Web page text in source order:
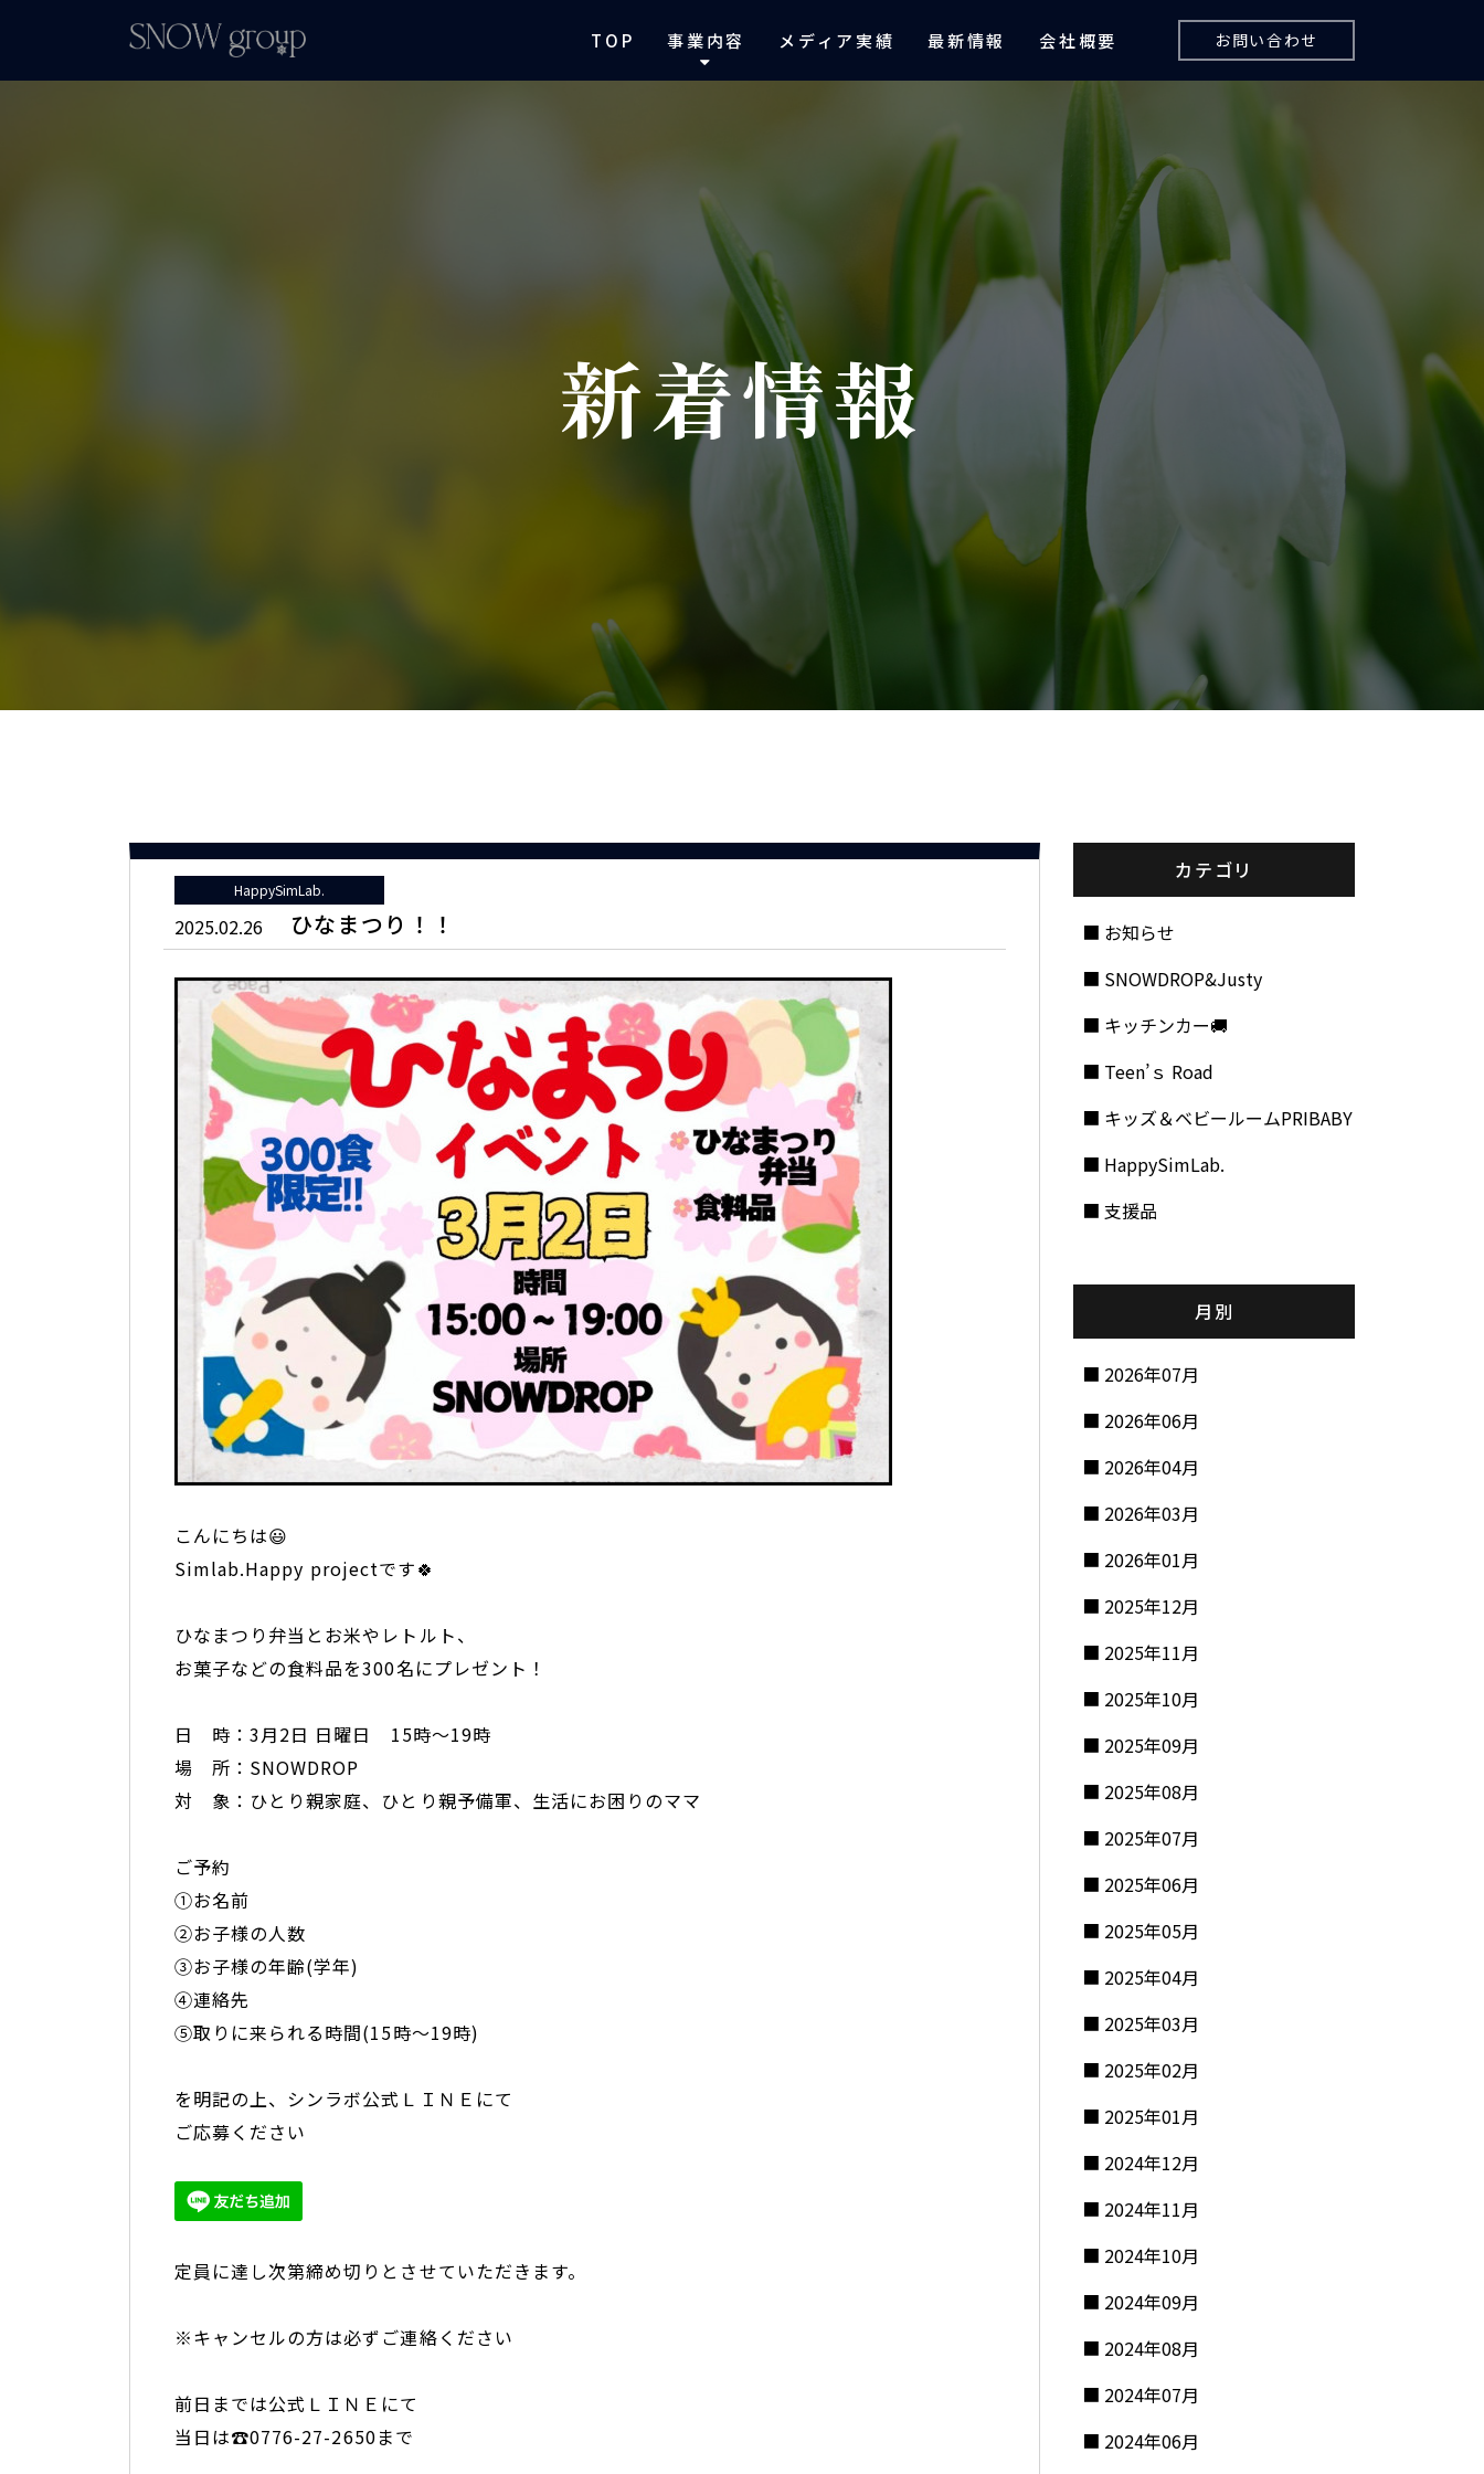
TOP 事業内容 メディア実績 最新情報 会社概要 お問い合わせ
新着情報
HappySimLab.
2025.02.26 ひなまつり！！
こんにちは😃
Simlab.Happy projectです🍀
ひなまつり弁当とお米やレトルト、
お菓子などの食料品を300名にプレゼント！
日 時：3月2日 日曜日 15時～19時
場 所：SNOWDROP
対 象：ひとり親家庭、ひとり親予備軍、生活にお困りのママ
ご予約
➀お名前
②お子様の人数
③お子様の年齢(学年)
④連絡先
⑤取りに来られる時間(15時～19時)
を明記の上、シンラボ公式ＬＩＮＥにて
ご応募ください
定員に達し次第締め切りとさせていただきます。
※キャンセルの方は必ずご連絡ください
前日までは公式ＬＩＮＥにて
当日は☎0776-27-2650まで
カテゴリ
お知らせ
SNOWDROP&Justy
キッチンカー🚚
Teen’ｓ Road
キッズ＆ベビールームPRIBABY
HappySimLab.
支援品
月別
2026年07月
2026年06月
2026年04月
2026年03月
2026年01月
2025年12月
2025年11月
2025年10月
2025年09月
2025年08月
2025年07月
2025年06月
2025年05月
2025年04月
2025年03月
2025年02月
2025年01月
2024年12月
2024年11月
2024年10月
2024年09月
2024年08月
2024年07月
2024年06月